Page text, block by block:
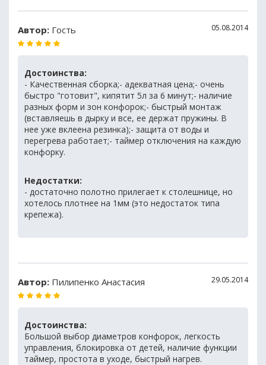
Автор: Гость 05.08.2014
Достоинства:
- Качественная сборка;- адекватная цена;- очень
быстро "готовит", кипятит 5л за 6 минут;- наличие
разных форм и зон конфорок;- быстрый монтаж
(вставляешь в дырку и все, ее держат пружины. В
нее уже вклеена резинка);- защита от воды и
перегрева работает;- таймер отключения на каждую
конфорку.
Недостатки:
- достаточно полотно прилегает к столешнице, но
хотелось плотнее на 1мм (это недостаток типа
крепежа).
Автор: Пилипенко Анастасия 29.05.2014
Достоинства:
Большой выбор диаметров конфорок, легкость
управления, блокировка от детей, наличие функции
таймер, простота в уходе, быстрый нагрев.